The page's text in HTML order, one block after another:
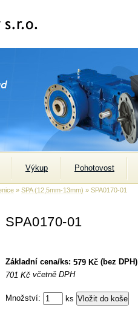
Výkup Pohotovost
» SPA (12,5mm-13mm) » SPA0170-01
SPA0170-01
Základní cena/ks: 579 Kč (bez DPH)
701 Kč včetně DPH
Množství: ks